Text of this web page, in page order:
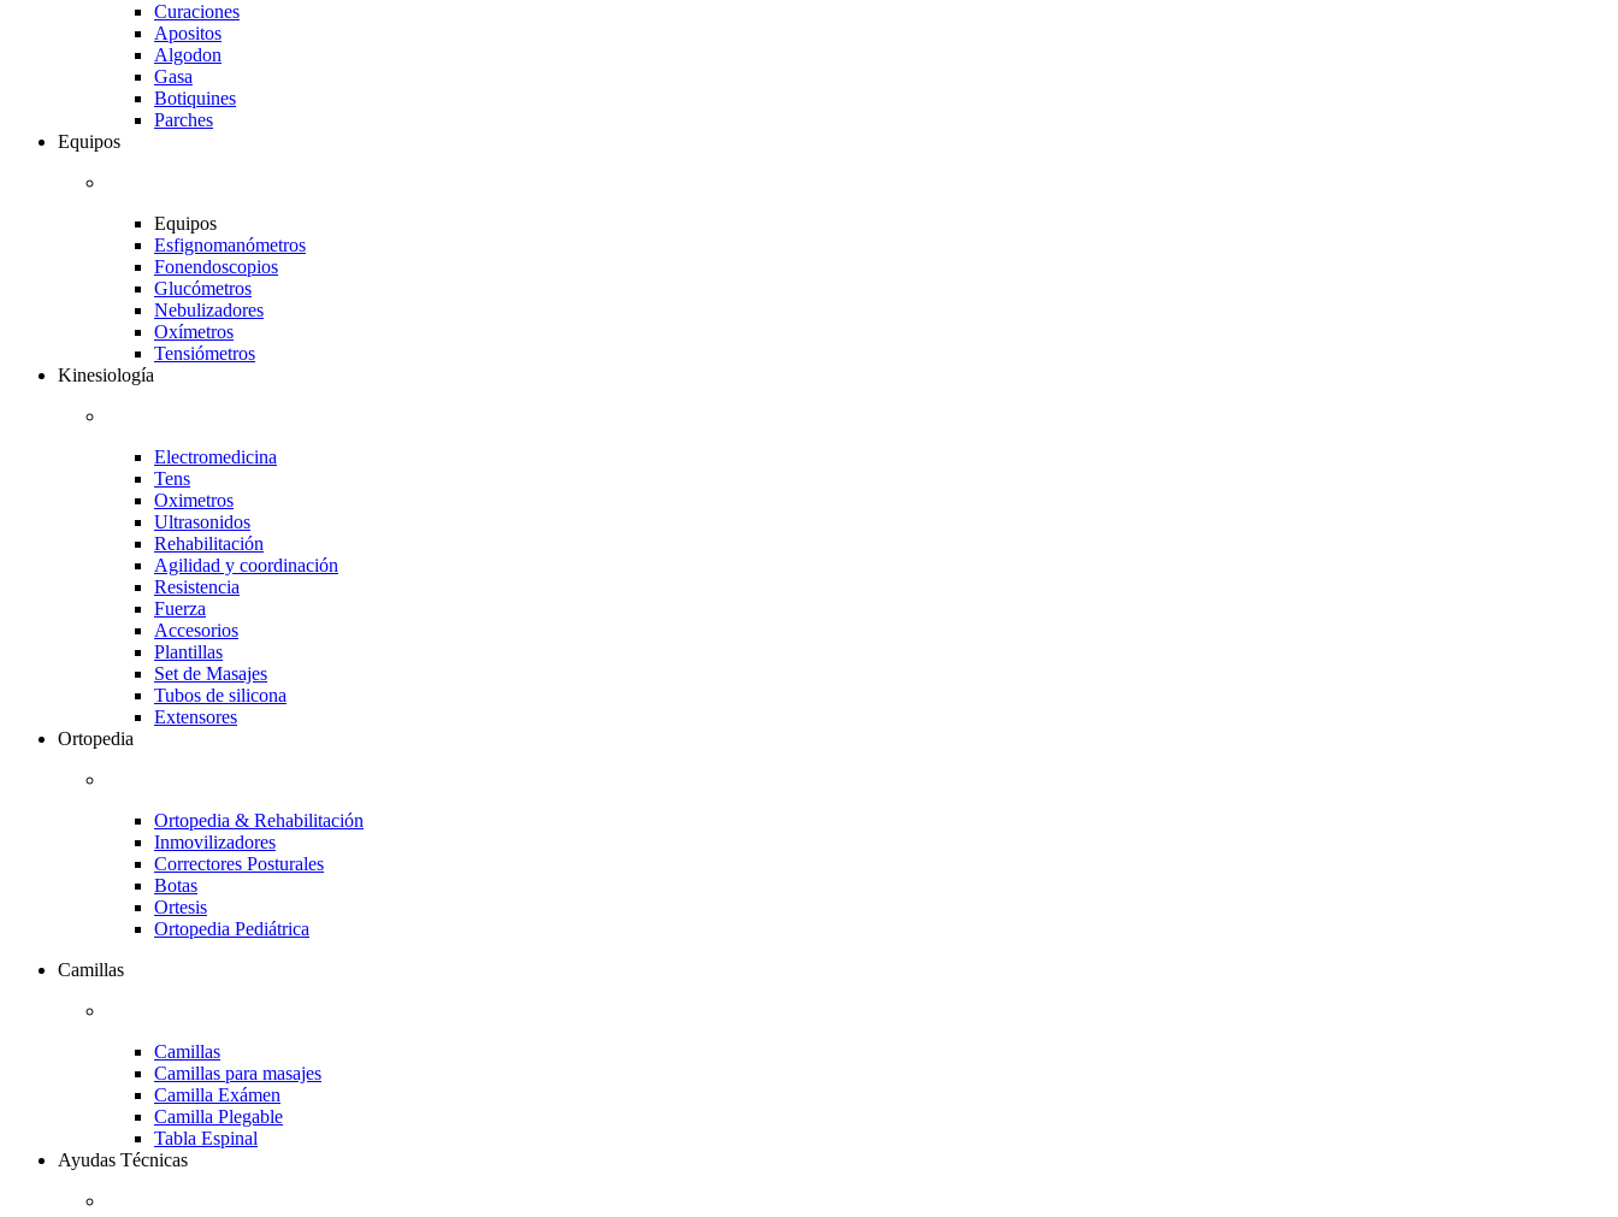
Curaciones
Apositos
Algodon
Gasa
Botiquines
Parches
Equipos
Equipos
Esfignomanómetros
Fonendoscopios
Glucómetros
Nebulizadores
Oxímetros
Tensiómetros
Kinesiología
Electromedicina
Tens
Oximetros
Ultrasonidos
Rehabilitación
Agilidad y coordinación
Resistencia
Fuerza
Accesorios
Plantillas
Set de Masajes
Tubos de silicona
Extensores
Ortopedia
Ortopedia & Rehabilitación
Inmovilizadores
Correctores Posturales
Botas
Ortesis
Ortopedia Pediátrica
Camillas
Camillas
Camillas para masajes
Camilla Exámen
Camilla Plegable
Tabla Espinal
Ayudas Técnicas